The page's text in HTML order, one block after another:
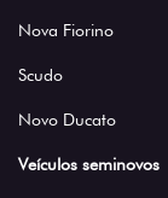
Nova Fiorino
Scudo
Novo Ducato
Veículos seminovos